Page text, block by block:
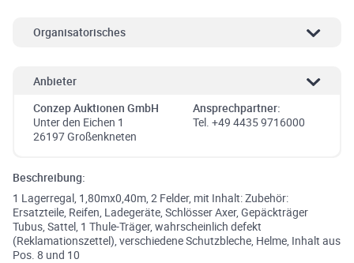
Organisatorisches
Anbieter
Conzep Auktionen GmbH
Unter den Eichen 1
26197 Großenkneten
Ansprechpartner:
Tel. +49 4435 9716000
Beschreibung:
1 Lagerregal, 1,80mx0,40m, 2 Felder, mit Inhalt: Zubehör:
Ersatzteile, Reifen, Ladegeräte, Schlösser Axer, Gepäckträger
Tubus, Sattel, 1 Thule-Träger, wahrscheinlich defekt
(Reklamationszettel), verschiedene Schutzbleche, Helme, Inhalt aus
Pos. 8 und 10